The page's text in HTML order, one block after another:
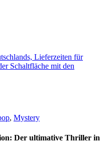
Lieferzeiten für
Schaltfläche mit den
, Mystery
Der ultimative Thriller in